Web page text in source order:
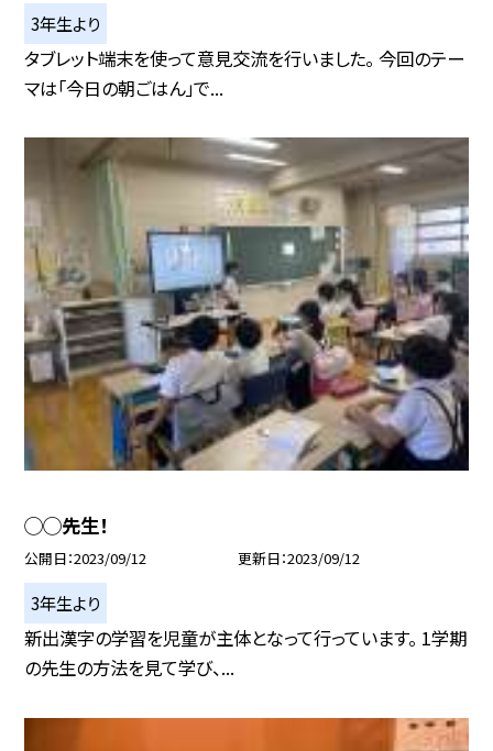
3年生より
タブレット端末を使って意見交流を行いました。 今回のテー
マは「今日の朝ごはん」で...
◯◯先生！
公開日 2023/09/12 更新日 2023/09/12
3年生より
新出漢字の学習を児童が主体となって行っています。 1学期
の先生の方法を見て学び、...